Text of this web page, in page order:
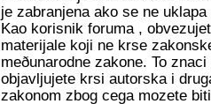
je zabranjena ako se ne uklapa
Kao korisnik foruma ,
materijale koji ne krse
meðunarodne zakone. To
objavljujete krsi autorska i
zakonom zbog cega mozete